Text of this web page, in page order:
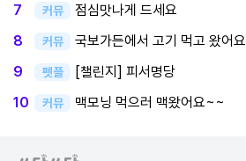
7 커뮤 점심맛나게 드세요
8 커뮤 국보가든에서 고기 먹고 왔어요
9 펫플 [챌린지] 피서명당
10 커뮤 맥모닝 먹으러 맥왔어요~~